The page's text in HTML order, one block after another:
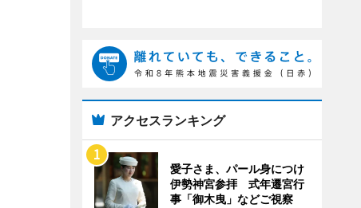
アクセスランキング
愛子さま、パール身につけ
伊勢神宮参拝 式年遷宮行
事「御木曳」などご視察